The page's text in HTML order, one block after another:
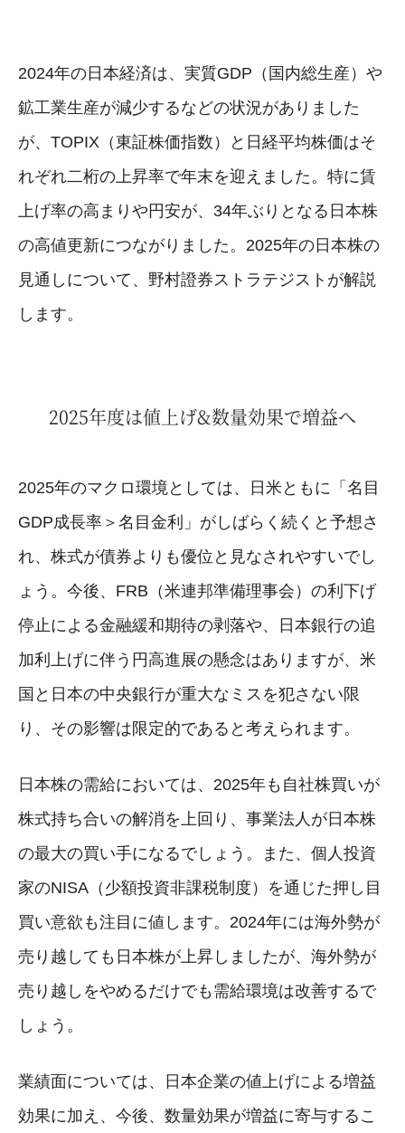
2024年の日本経済は、実質GDP（国内総生産）や
鉱工業生産が減少するなどの状況がありました
が、TOPIX（東証株価指数）と日経平均株価はそ
れぞれ二桁の上昇率で年末を迎えました。特に賃
上げ率の高まりや円安が、34年ぶりとなる日本株
の高値更新につながりました。2025年の日本株の
見通しについて、野村證券ストラテジストが解説
します。
2025年度は値上げ&数量効果で増益へ
2025年のマクロ環境としては、日米ともに「名目
GDP成長率＞名目金利」がしばらく続くと予想さ
れ、株式が債券よりも優位と見なされやすいでし
ょう。今後、FRB（米連邦準備理事会）の利下げ
停止による金融緩和期待の剥落や、日本銀行の追
加利上げに伴う円高進展の懸念はありますが、米
国と日本の中央銀行が重大なミスを犯さない限
り、その影響は限定的であると考えられます。
日本株の需給においては、2025年も自社株買いが
株式持ち合いの解消を上回り、事業法人が日本株
の最大の買い手になるでしょう。また、個人投資
家のNISA（少額投資非課税制度）を通じた押し目
買い意欲も注目に値します。2024年には海外勢が
売り越しても日本株が上昇しましたが、海外勢が
売り越しをやめるだけでも需給環境は改善するで
しょう。
業績面については、日本企業の値上げによる増益
効果に加え、今後、数量効果が増益に寄与するこ